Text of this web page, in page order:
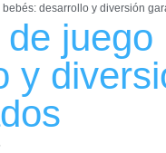
desarrollo y diversión
juego
y